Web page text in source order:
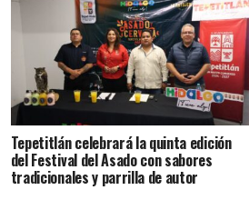
Tepetitlán celebrará la quinta edición
del Festival del Asado con sabores
tradicionales y parrilla de autor